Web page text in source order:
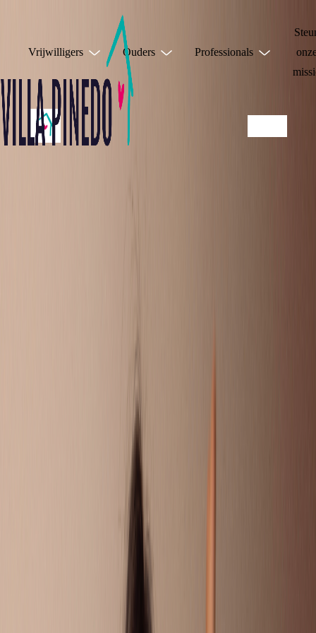
Vrijwilligers Ouders Professionals
je vragen stellen, andere kinderen en jongeren snappen precies
wat jij meemaakt en reageren met tips of een luisterend oor. Of